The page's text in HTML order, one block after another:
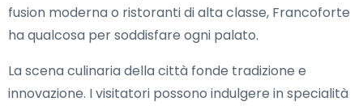
fusion moderna o ristoranti di alta classe, Francoforte
ha qualcosa per soddisfare ogni palato.
La scena culinaria della città fonde tradizione e
innovazione. I visitatori possono indulgere in specialità